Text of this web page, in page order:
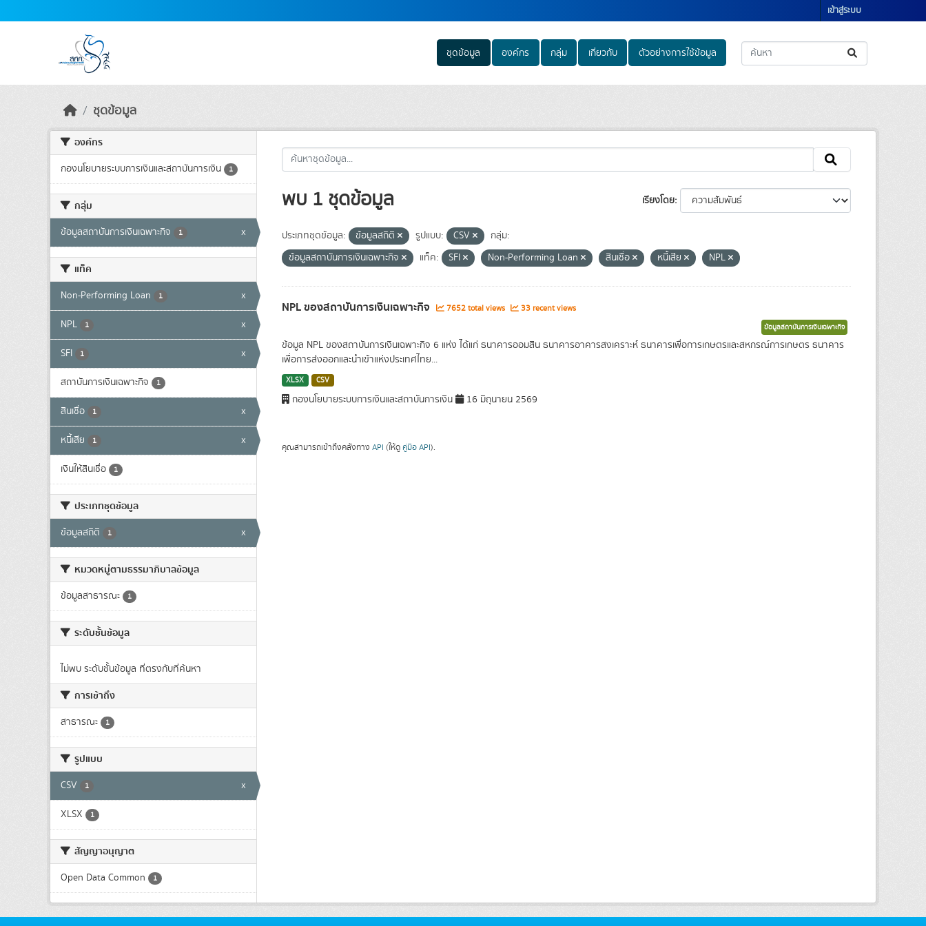
เข้าสู่ระบบ
ชุดข้อมูล องค์กร กลุ่ม เกี่ยวกับ ตัวอย่างการใช้ข้อมูล
ชุดข้อมูล
องค์กร
กองนโยบายระบบการเงินและสถาบันการเงิน 1
กลุ่ม
ข้อมูลสถาบันการเงินเฉพาะกิจ 1 x
แท็ค
Non-Performing Loan 1 x
NPL 1 x
SFI 1 x
สถาบันการเงินเฉพาะกิจ 1
สินเชื่อ 1 x
หนี้เสีย 1 x
เงินให้สินเชื่อ 1
ประเภทชุดข้อมูล
ข้อมูลสถิติ 1 x
หมวดหมู่ตามธรรมาภิบาลข้อมูล
ข้อมูลสาธารณะ 1
ระดับชั้นข้อมูล
ไม่พบ ระดับชั้นข้อมูล ที่ตรงกับที่ค้นหา
การเข้าถึง
สาธารณะ 1
รูปแบบ
CSV 1 x
XLSX 1
สัญญาอนุญาต
Open Data Common 1
เรียงโดย
พบ 1 ชุดข้อมูล
ประเภทชุดข้อมูล: ข้อมูลสถิติ รูปแบบ: CSV
กลุ่ม:
ข้อมูลสถาบันการเงินเฉพาะกิจ
แท็ค: SFI Non-Performing Loan สินเชื่อ หนี้เสีย NPL
NPL ของสถาบันการเงินเฉพาะกิจ 7652 total views 33 recent views
ข้อมูลสถาบันการเงินเฉพาะกิจ
ข้อมูล NPL ของสถาบันการเงินเฉพาะกิจ 6 แห่ง ได้แก่ ธนาคารออมสิน ธนาคารอาคารสงเคราะห์ ธนาคารเพื่อการเกษตรและสหกรณ์การเกษตร ธนาคาร
เพื่อการส่งออกและนำเข้าแห่งประเทศไทย...
XLSX CSV
กองนโยบายระบบการเงินและสถาบันการเงิน 16 มิถุนายน 2569
คุณสามารถเข้าถึงคลังทาง API (ให้ดู คู่มือ API).